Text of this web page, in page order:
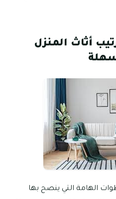
أثاث المنزل
الهامة التي ينصح بها